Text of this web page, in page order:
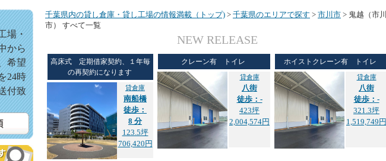
場・
から
希望
24時
付致
千葉県内の貸し倉庫・貸し工場の情報満載（トップ) > 千葉県のエリアで探す > 市川市 > 鬼越（市川
市） すべて一覧
NEW RELEASE
高床式 定期借家契約、１年毎
の再契約になります
貸倉庫
南船橋
徒歩：
8 分
123.5坪
706,420円
クレーン有 トイレ
貸倉庫
八街
徒歩：-
423坪
2,004,574円
ホイストクレーン有 トイレ
貸倉庫
八街
徒歩：-
321.3坪
1,519,749円